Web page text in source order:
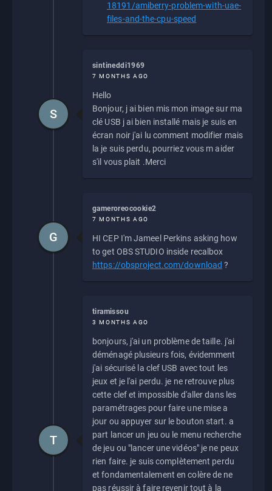
18191/amiberry-problem-with-uae-
files-and-the-cpu-speed
sintineddi1969
7 MONTHS AGO
Hello
Bonjour, j ai bien mis mon image sur ma
clé USB j ai bien installé mais je suis en
écran noir j'ai lu comment modifier mais
la je suis perdu, pourriez vous m aider
s'il vous plait .Merci
S
gameroreocookie2
7 MONTHS AGO
HI CEP I'm Jameel Perkins asking how
to get OBS STUDIO inside recalbox
https://obsproject.com/download ?
G
tiramissou
3 MONTHS AGO
bonjours, j'ai un problème de taille. j'ai
déménagé plusieurs fois, évidemment
j'ai sécurisé la clef USB avec tout les
jeux et je l'ai perdu. je ne retrouve plus
cette clef et impossible d'aller dans les
paramétrages pour faire une mise a
jour ou appuyer sur le bouton start. a
part lancer un jeu ou le menu recherche
de jeu ou "lancer une vidéos" je ne peux
rien faire. je suis complètement perdu
et fondamentalement en colère de ne
pas réussir à faire revenir tout à la
T